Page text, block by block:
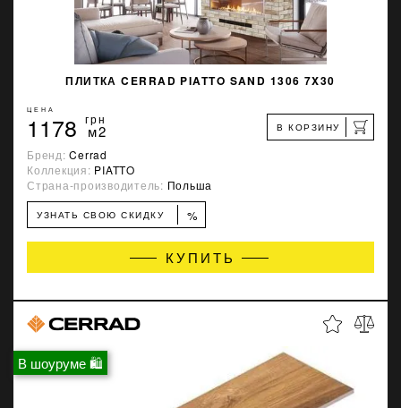
ПЛИТКА CERRAD PIATTO SAND 1306 7X30
ЦЕНА
1178 грн
м2 В КОРЗИНУ
Бренд:Cerrad
Коллекция: PIATTO
Страна-производитель: Польша
УЗНАТЬ СВОЮ СКИДКУ %
КУПИТЬ
В шоуруме 🛍